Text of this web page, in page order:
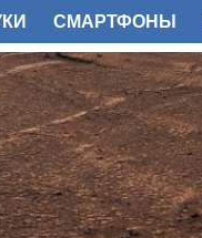
СМАРТФОНЫ